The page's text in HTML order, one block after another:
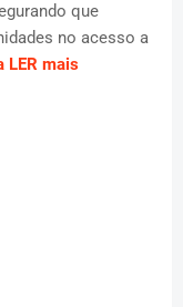
que
no acesso a
LER mais